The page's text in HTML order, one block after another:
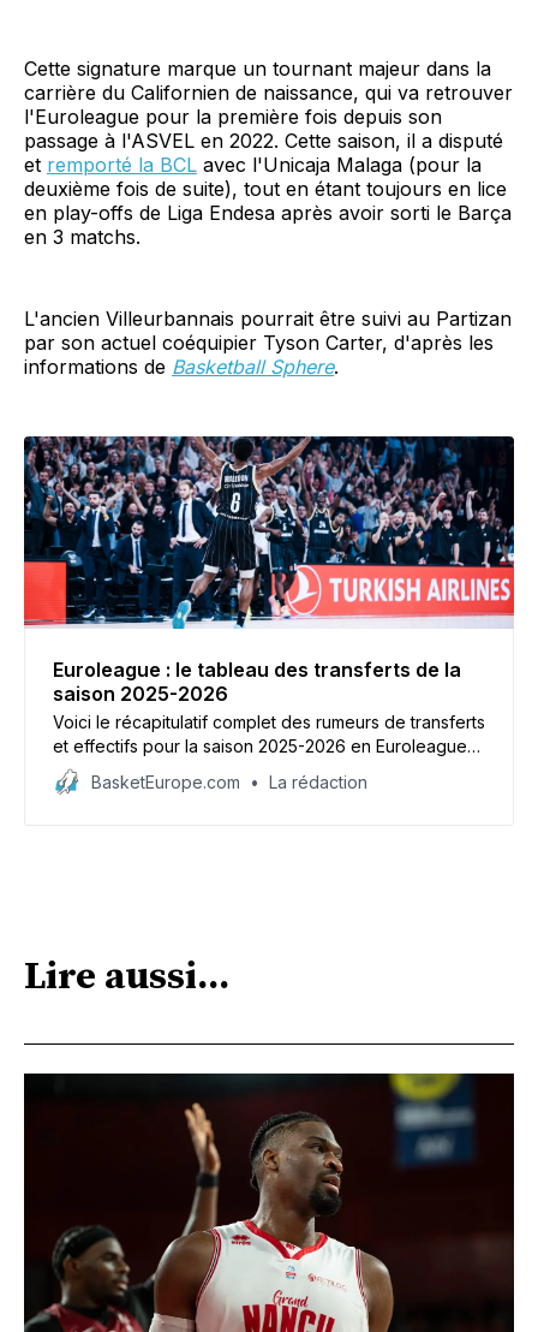
Cette signature marque un tournant majeur dans la
carrière du Californien de naissance, qui va retrouver
l'Euroleague pour la première fois depuis son
passage à l'ASVEL en 2022. Cette saison, il a disputé
et remporté la BCL avec l'Unicaja Malaga (pour la
deuxième fois de suite), tout en étant toujours en lice
en play-offs de Liga Endesa après avoir sorti le Barça
en 3 matchs.
L'ancien Villeurbannais pourrait être suivi au Partizan
par son actuel coéquipier Tyson Carter, d'après les
informations de Basketball Sphere.
Euroleague : le tableau des transferts de la
saison 2025-2026
Voici le récapitulatif complet des rumeurs de transferts
et effectifs pour la saison 2025-2026 en Euroleague
où 20 équipes sont attendues dont trois de l’élite
française : Monaco, Paris et l’ASVEL.
BasketEurope.com La rédaction
Lire aussi...